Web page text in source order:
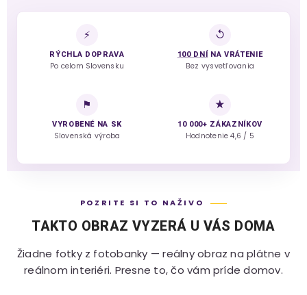
⚡
RÝCHLA DOPRAVA
Po celom Slovensku
↺
100 DNÍ NA VRÁTENIE
Bez vysvetľovania
⚑
VYROBENÉ NA SK
Slovenská výroba
★
10 000+ ZÁKAZNÍKOV
Hodnotenie 4,6 / 5
POZRITE SI TO NAŽIVO
TAKTO OBRAZ VYZERÁ U VÁS DOMA
Žiadne fotky z fotobanky — reálny obraz na plátne v
reálnom interiéri. Presne to, čo vám príde domov.